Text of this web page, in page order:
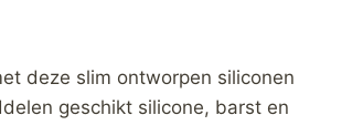
deze slim ontworpen siliconen
geschikt silicone, barst en